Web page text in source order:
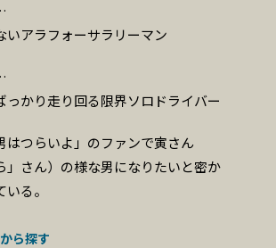
アラフォーサラリーマン
かり走り回る限界ソロドライバー
はつらいよ」のファンで寅さん
」さん）の様な男になりたいと密か
る。
ら探す